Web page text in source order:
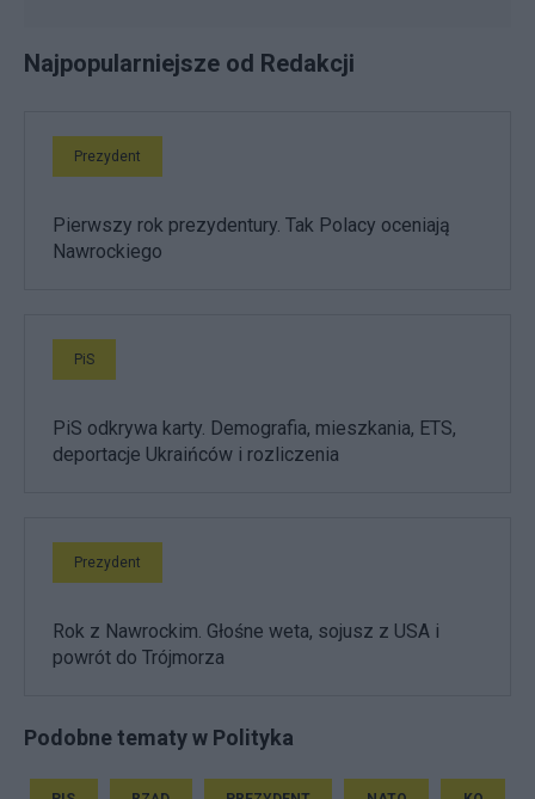
Najpopularniejsze od Redakcji
Prezydent
Pierwszy rok prezydentury. Tak Polacy oceniają
Nawrockiego
PiS
PiS odkrywa karty. Demografia, mieszkania, ETS,
deportacje Ukraińców i rozliczenia
Prezydent
Rok z Nawrockim. Głośne weta, sojusz z USA i
powrót do Trójmorza
Podobne tematy w Polityka